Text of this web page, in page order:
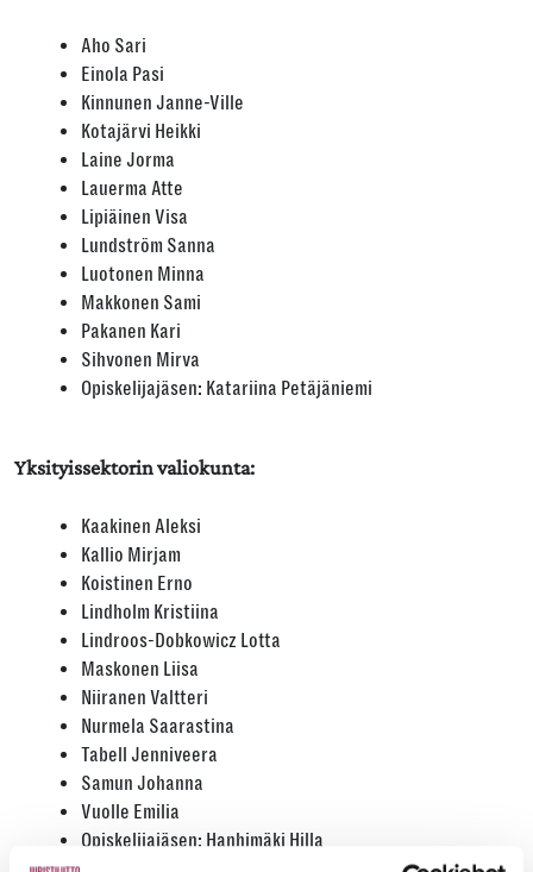
Aho Sari
Einola Pasi
Kinnunen Janne-Ville
Kotajärvi Heikki
Laine Jorma
Lauerma Atte
Lipiäinen Visa
Lundström Sanna
Luotonen Minna
Makkonen Sami
Pakanen Kari
Sihvonen Mirva
Opiskelijajäsen: Katariina Petäjäniemi
Yksityissektorin valiokunta:
Kaakinen Aleksi
Kallio Mirjam
Koistinen Erno
Lindholm Kristiina
Lindroos-Dobkowicz Lotta
Maskonen Liisa
Niiranen Valtteri
Nurmela Saarastina
Tabell Jenniveera
Samun Johanna
Vuolle Emilia
Opiskelijajäsen: Hanhimäki Hilla